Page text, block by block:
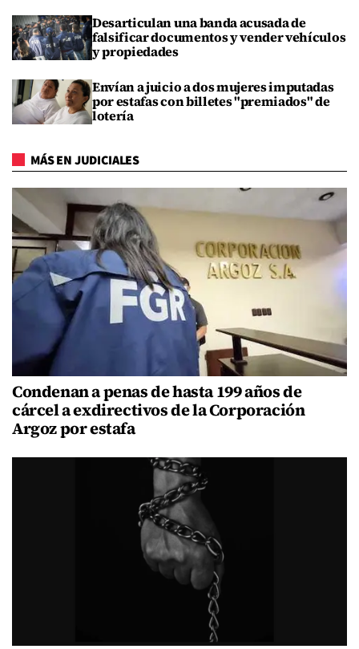
Desarticulan una banda acusada de
falsificar documentos y vender vehículos
y propiedades
Envían a juicio a dos mujeres imputadas
por estafas con billetes "premiados" de
lotería
MÁS EN JUDICIALES
Condenan a penas de hasta 199 años de
cárcel a exdirectivos de la Corporación
Argoz por estafa